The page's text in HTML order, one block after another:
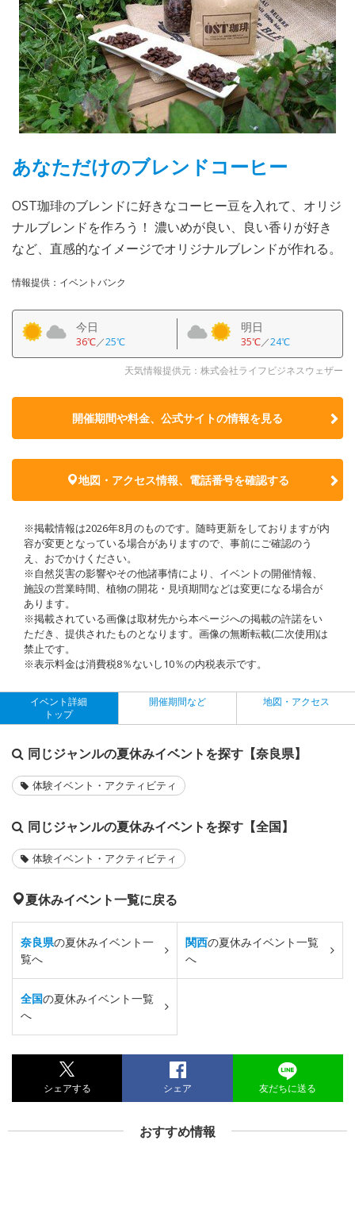
あなただけのブレンドコーヒー
OST珈琲のブレンドに好きなコーヒー豆を入れて、オリジ
ナルブレンドを作ろう！ 濃いめが良い、良い香りが好き
など、直感的なイメージでオリジナルブレンドが作れる。
情報提供：イベントバンク
今日
36℃／25℃
明日
35℃／24℃
天気情報提供元：株式会社ライフビジネスウェザー
開催期間や料金、公式サイトの情報を見る
地図・アクセス情報、電話番号を確認する
※掲載情報は2026年8月のものです。随時更新をしておりますが内
容が変更となっている場合がありますので、事前にご確認のう
え、おでかけください。
※自然災害の影響やその他諸事情により、イベントの開催情報、
施設の営業時間、植物の開花・見頃期間などは変更になる場合が
あります。
※掲載されている画像は取材先から本ページへの掲載の許諾をい
ただき、提供されたものとなります。画像の無断転載(二次使用)は
禁止です。
※表示料金は消費税8％ないし10％の内税表示です。
イベント詳細
トップ
開催期間など 地図・アクセス
同じジャンルの夏休みイベントを探す【奈良県】
体験イベント・アクティビティ
同じジャンルの夏休みイベントを探す【全国】
体験イベント・アクティビティ
夏休みイベント一覧に戻る
奈良県の夏休みイベント一
覧へ
関西の夏休みイベント一覧
へ
全国の夏休みイベント一覧
へ
シェアする シェア 友だちに送る
おすすめ情報